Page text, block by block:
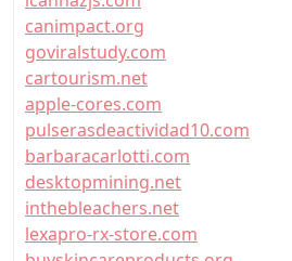
canimpact.org
goviralstudy.com
cartourism.net
apple-cores.com
pulserasdeactividad10.com
barbaracarlotti.com
desktopmining.net
inthebleachers.net
lexapro-rx-store.com